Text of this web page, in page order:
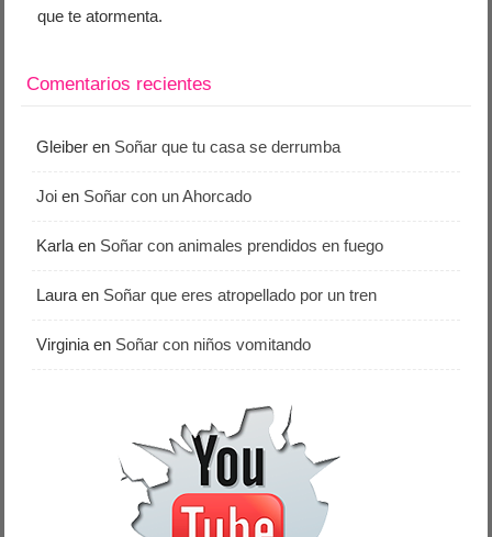
que te atormenta.
Comentarios recientes
Gleiber en Soñar que tu casa se derrumba
Joi en Soñar con un Ahorcado
Karla en Soñar con animales prendidos en fuego
Laura en Soñar que eres atropellado por un tren
Virginia en Soñar con niños vomitando